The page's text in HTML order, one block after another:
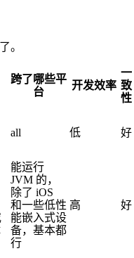
。
跨了哪些平
台
开发效率
一
致
性
all 低 好
能运行
JVM 的，
除了 iOS
和一些低性
能嵌入式设
备，基本都
行
高 好